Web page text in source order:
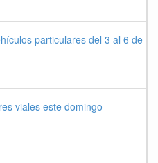
particulares del 3 al 6 de
viales este domingo